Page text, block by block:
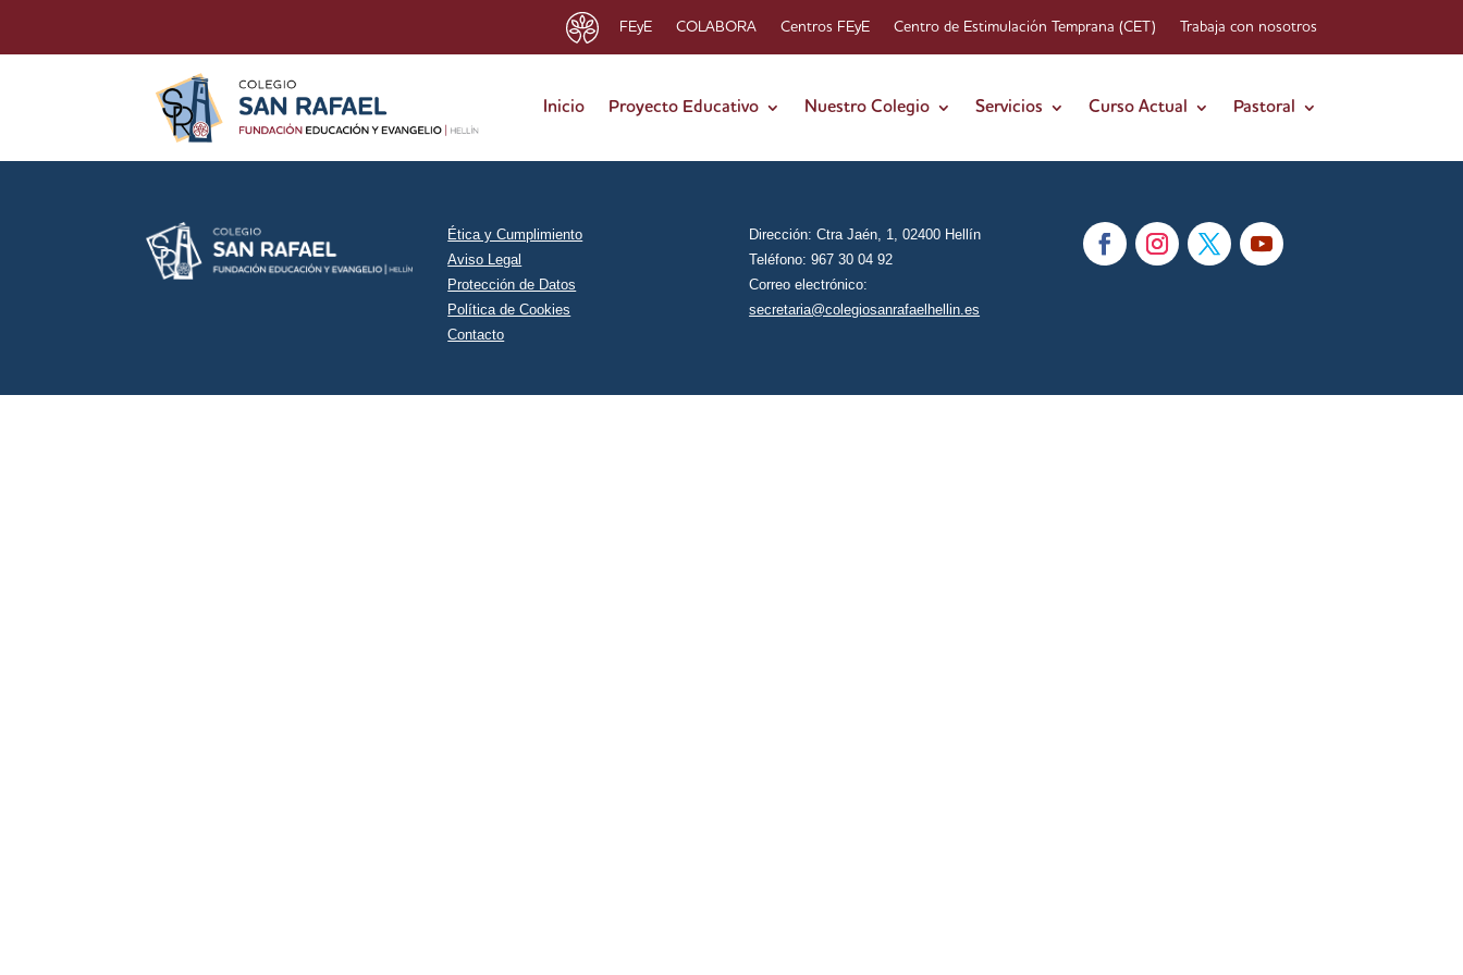
FEyE COLABORA Centros FEyE Centro de Estimulación Temprana (CET) Trabaja con nosotros
Inicio Proyecto Educativo Nuestro Colegio Servicios Curso Actual Pastoral
Ética y Cumplimiento
Aviso Legal
Protección de Datos
Política de Cookies
Contacto
Dirección: Ctra Jaén, 1, 02400 Hellín
Teléfono: 967 30 04 92
Correo electrónico:
secretaria@colegiosanrafaelhellin.es